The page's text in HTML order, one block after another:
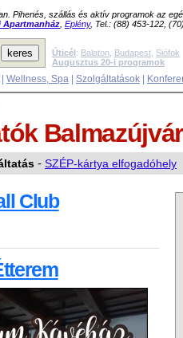
Pihenés, szállás és aktív programok az
Apartmanház Eplény, Tel.: (88) 453-122,
Úticél: Balaton Budapest Siófok
Augusztus 20-i programok
Wellness, Spa Szolgáltatások
- SZÉP-kártya elfogadóhely
Club